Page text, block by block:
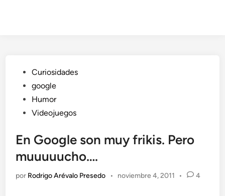
Publicado
en
Curiosidades
google
Humor
Videojuegos
En Google son muy frikis. Pero
muuuuucho….
por Rodrigo Arévalo Presedo • noviembre 4, 2011 • 4